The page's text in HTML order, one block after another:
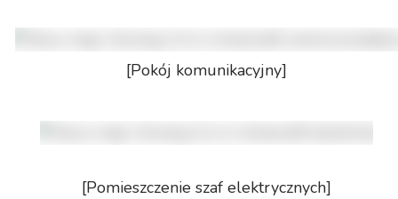
[Pokój komunikacyjny]
[Pomieszczenie szaf elektrycznych]